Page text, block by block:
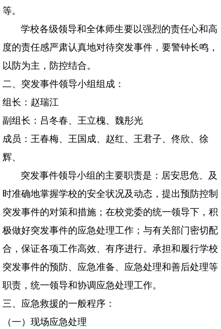
等。
学校各级领导和全体师生要以强烈的责任心和高
度的责任感严肃认真地对待突发事件，要警钟长鸣，
以防为主，防控结合。
二、突发事件领导小组组成：
组长：赵瑞江
副组长：吕冬春、王立槐、魏彤光
成员：王春梅、王国成、赵红、王君子、佟欣、徐
辉、
突发事件领导小组的主要职责是：居安思危、及
时准确地掌握学校的安全状况及动态，提出预防控制
突发事件的对策和措施；在校党委的统一领导下，积
极做好突发事件的应急处理工作；与有关部门密切配
合，保证各项工作高效、有序进行。承担和履行学校
突发事件的预防、应急准备、应急处理和善后处理等
职责，统一领导和协调应急处理工作。
三、应急救援的一般程序：
（一）现场应急处理